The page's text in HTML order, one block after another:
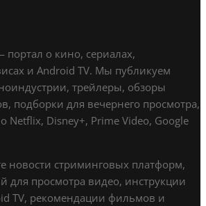
портал о кино, сериалах,
и Android TV. Мы публикуем
трейлеры, обзоры
подборки для вечернего просмотра,
Netflix, Disney+, Prime Video, Google
новости стриминговых платформ,
для просмотра видео, инструкции
TV, рекомендации фильмов и